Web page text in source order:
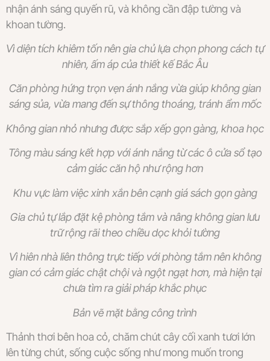
nhận ánh sáng quyến rũ, và không cần đập tường và
khoan tường.
Vì diện tích khiêm tốn nên gia chủ lựa chọn phong cách tự
nhiên, ấm áp của thiết kế Bắc Âu
Căn phòng hứng trọn vẹn ánh nắng vừa giúp không gian
sáng sủa, vừa mang đến sự thông thoáng, tránh ẩm mốc
Không gian nhỏ nhưng được sắp xếp gọn gàng, khoa học
Tông màu sáng kết hợp với ánh nắng từ các ô cửa sổ tạo
cảm giác căn hộ như rộng hơn
Khu vực làm việc xinh xắn bên cạnh giá sách gọn gàng
Gia chủ tự lắp đặt kệ phòng tắm và nâng không gian lưu
trữ rộng rãi theo chiều dọc khỏi tường
Vì hiên nhà liên thông trực tiếp với phòng tắm nên không
gian có cảm giác chật chội và ngột ngạt hơn, mà hiện tại
chưa tìm ra giải pháp khắc phục
Bản vẽ mặt bằng công trình
Thảnh thơi bên hoa cỏ, chăm chút cây cối xanh tươi lớn
lên từng chút, sống cuộc sống như mong muốn trong